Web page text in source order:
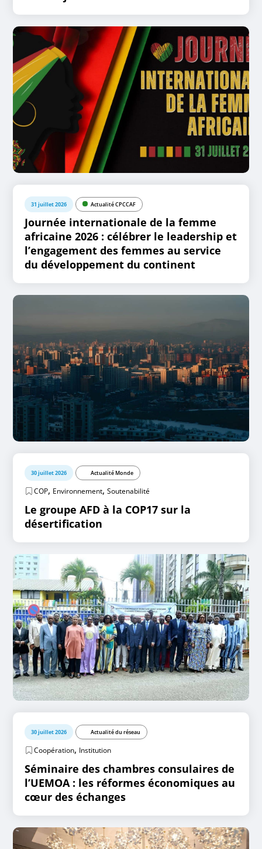
31 juillet 2026 Actualité CPCCAF
Journée internationale de la femme
africaine 2026 : célébrer le leadership et
l’engagement des femmes au service
du développement du continent
30 juillet 2026 Actualité Monde
COP, Environnement,Soutenabilité
Le groupe AFD à la COP17 sur la
désertification
30 juillet 2026 Actualité du réseau
Coopération, Institution
Séminaire des chambres consulaires de
l’UEMOA : les réformes économiques au
cœur des échanges